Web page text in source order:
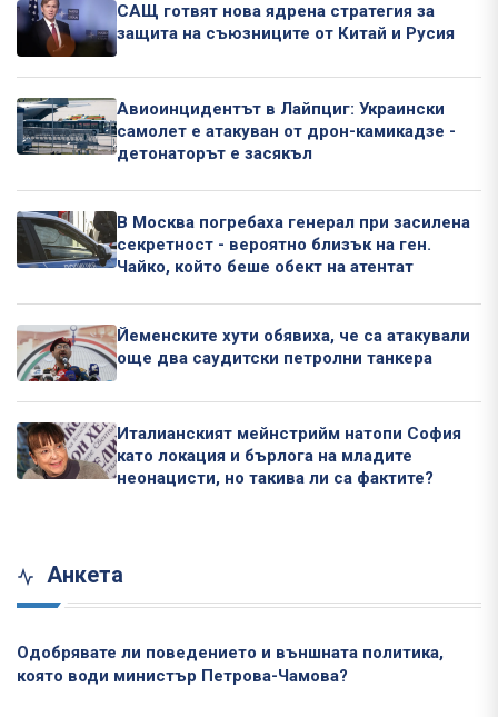
САЩ готвят нова ядрена стратегия за
защита на съюзниците от Китай и Русия
Авиоинцидентът в Лайпциг: Украински
самолет е атакуван от дрон-камикадзе -
детонаторът е засякъл
В Москва погребаха генерал при засилена
секретност - вероятно близък на ген.
Чайко, който беше обект на атентат
Йеменските хути обявиха, че са атакували
още два саудитски петролни танкера
Италианският мейнстрийм натопи София
като локация и бърлога на младите
неонацисти, но такива ли са фактите?
Анкета
Одобрявате ли поведението и външната политика,
която води министър Петрова-Чамова?